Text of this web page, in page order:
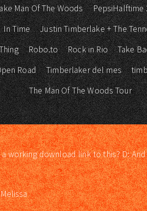
Man Of The Woods
PepsiHalftime
In Time Justin Timberlake + The
Robo.to Rock in Rio Take
Road Timberlaker del mes
The Man Of The Woods Tour
working download link to this? D: